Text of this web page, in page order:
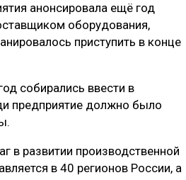
анонсировала ещё год
оборудования,
приступить в конце
собирались ввести в
предприятие должно было
в развитии производственной
в 40 регионов России, а